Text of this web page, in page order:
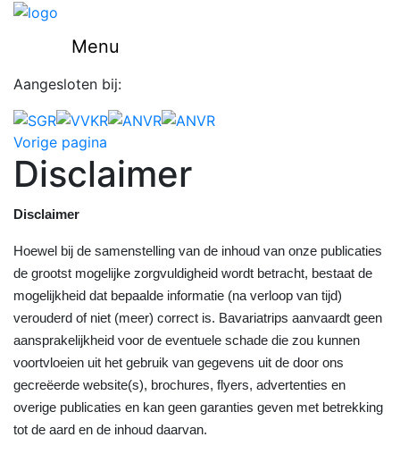
Menu
Aangesloten bij:
Vorige pagina
Disclaimer
Disclaimer
Hoewel bij de samenstelling van de inhoud van onze publicaties
de grootst mogelijke zorgvuldigheid wordt betracht, bestaat de
mogelijkheid dat bepaalde informatie (na verloop van tijd)
verouderd of niet (meer) correct is. Bavariatrips aanvaardt geen
aansprakelijkheid voor de eventuele schade die zou kunnen
voortvloeien uit het gebruik van gegevens uit de door ons
gecreëerde website(s), brochures, flyers, advertenties en
overige publicaties en kan geen garanties geven met betrekking
tot de aard en de inhoud daarvan.